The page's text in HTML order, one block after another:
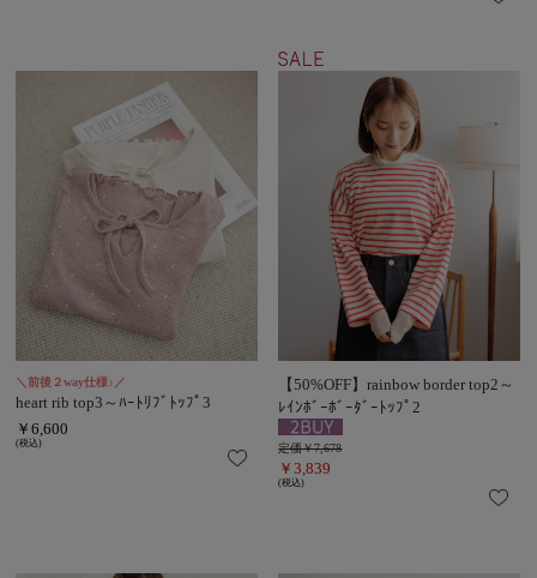
＼前後２way仕様♪／
heart rib top3～ﾊｰﾄﾘﾌﾞﾄｯﾌﾟ3
￥6,600
(税込)
【50%OFF】rainbow border top2～
ﾚｲﾝﾎﾞｰﾎﾞｰﾀﾞｰﾄｯﾌﾟ2
定価￥7,678
￥3,839
(税込)